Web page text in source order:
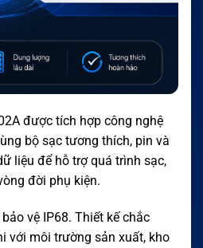
được tích hợp công nghệ
bộ sạc tương thích, pin và
liệu để hỗ trợ quá trình sạc,
đời phụ kiện.
vệ IP68. Thiết kế chắc
với môi trường sản xuất, kho